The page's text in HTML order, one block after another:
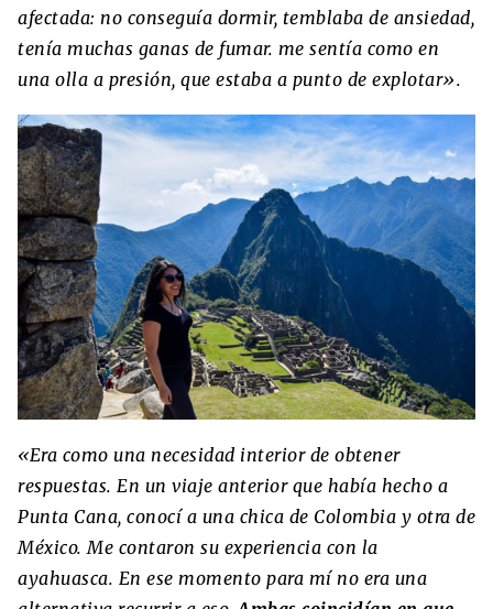
afectada: no conseguía dormir, temblaba de ansiedad,
tenía muchas ganas de fumar. me sentía como en
una olla a presión, que estaba a punto de explotar».
«Era como una necesidad interior de obtener
respuestas. En un viaje anterior que había hecho a
Punta Cana, conocí a una chica de Colombia y otra de
México. Me contaron su experiencia con la
ayahuasca. En ese momento para mí no era una